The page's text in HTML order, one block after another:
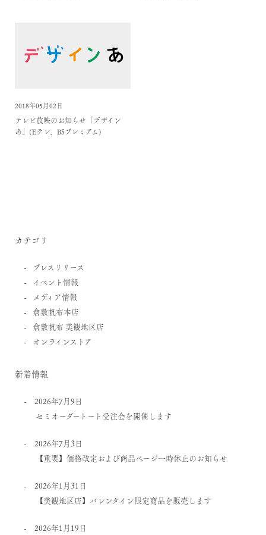
2018年05月02日
テレビ放映のお知らせ「デザイン
あ」(Eテレ、BSプレミアム)
カテゴリ
プレスリリース
イベント情報
メディア情報
倉敷帆布本店
倉敷帆布 美観地区店
オンラインストア
新着情報
2026年7月9日
セミオーダートート受注会を開催します
2026年7月3日
【重要】価格改定および商品ページ一時休止のお知らせ
2026年1月31日
【美観地区店】バレンタイン限定商品を販売します
2026年1月19日